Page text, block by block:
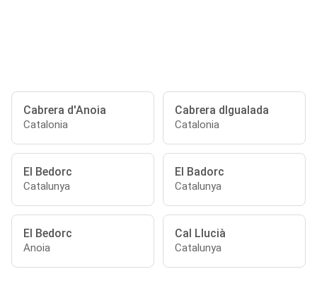
Cabrera d'Anoia
Catalonia
Cabrera dIgualada
Catalonia
El Bedorc
Catalunya
El Badorc
Catalunya
El Bedorc
Anoia
Cal Llucià
Catalunya